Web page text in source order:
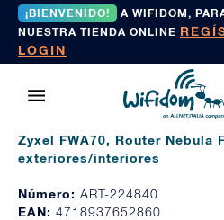
¡BIENVENIDO!
A WIFIDOM,
NUESTRA TIENDA ONLINE
LOGIN
Zyxel FWA70, Router Nebula
exteriores/interiores
Número: ART-224840
EAN: 4718937652860